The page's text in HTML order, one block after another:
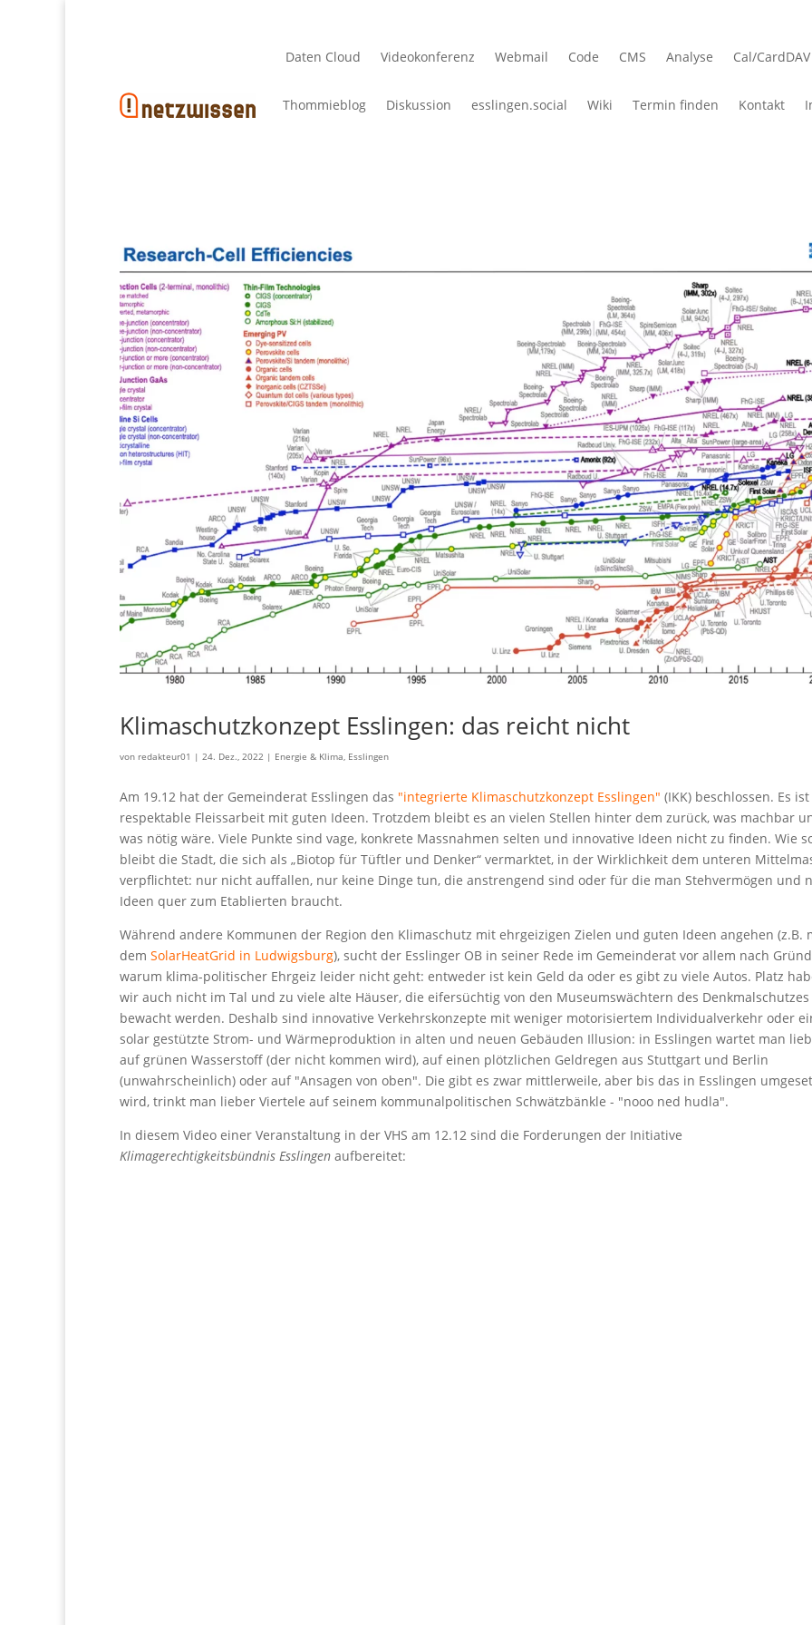
Daten Cloud Videokonferenz Webmail Code CMS Analyse Cal/CardDAV
Thommieblog Diskussion esslingen.social Wiki Termin finden Kontakt
Klimaschutzkonzept Esslingen: das reicht nicht
von redakteur01 | 24. Dez., 2022 | Energie & Klima, Esslingen
Am 19.12 hat der Gemeinderat Esslingen das "integrierte Klimaschutzkonzept Esslingen" (IKK) beschlossen. Es
respektable Fleissarbeit mit guten Ideen. Trotzdem bleibt es an vielen Stellen hinter dem zurück, was machbar
was nötig wäre. Viele Punkte sind vage, konkrete Massnahmen selten und innovative Ideen nicht zu finden. Wie
bleibt die Stadt, die sich als „Biotop für Tüftler und Denker“ vermarktet, in der Wirklichkeit dem unteren
verpflichtet: nur nicht auffallen, nur keine Dinge tun, die anstrengend sind oder für die man Stehvermögen und
Ideen quer zum Etablierten braucht.
Während andere Kommunen der Region den Klimaschutz mit ehrgeizigen Zielen und guten Ideen angehen (z.B.
dem SolarHeatGrid in Ludwigsburg), sucht der Esslinger OB in seiner Rede im Gemeinderat vor allem nach
warum klima-politischer Ehrgeiz leider nicht geht: entweder ist kein Geld da oder es gibt zu viele Autos. Platz
wir auch nicht im Tal und zu viele alte Häuser, die eifersüchtig von den Museumswächtern des Denkmalschutzes
bewacht werden. Deshalb sind innovative Verkehrskonzepte mit weniger motorisiertem Individualverkehr oder
solar gestützte Strom- und Wärmeproduktion in alten und neuen Gebäuden Illusion: in Esslingen wartet man
auf grünen Wasserstoff (der nicht kommen wird), auf einen plötzlichen Geldregen aus Stuttgart und Berlin
(unwahrscheinlich) oder auf "Ansagen von oben". Die gibt es zwar mittlerweile, aber bis das in Esslingen
wird, trinkt man lieber Viertele auf seinem kommunalpolitischen Schwätzbänkle - "nooo ned hudla".
In diesem Video einer Veranstaltung in der VHS am 12.12 sind die Forderungen der Initiative
Klimagerechtigkeitsbündnis Esslingen aufbereitet: